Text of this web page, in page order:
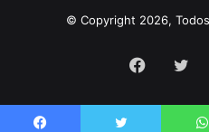
© Copyright 2026,